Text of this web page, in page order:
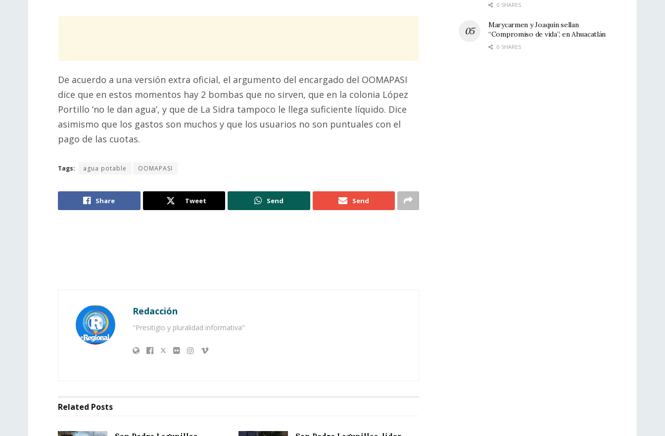
De acuerdo a una versión extra oficial, el argumento del encargado del OOMAPASI
dice que en estos momentos hay 2 bombas que no sirven, que en la colonia López
Portillo ‘no le dan agua’, y que de La Sidra tampoco le llega suficiente líquido. Dice
asimismo que los gastos son muchos y que los usuarios no son puntuales con el
pago de las cuotas.
Tags: agua potable OOMAPASI
Share Tweet Send Send
Redacción
"Presitigio y pluralidad informativa"
Related Posts
0 SHARES
Marycarmen y Joaquín sellan
“Compromiso de vida”, en Ahuacatlán
0 SHARES